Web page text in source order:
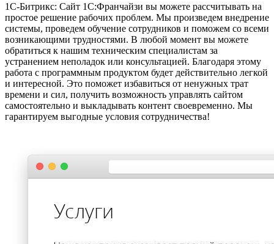
1С-Битрикс: Сайт 1С:Франчайзи вы можете рассчитывать на
простое решение рабочих проблем. Мы произведем внедрение
системы, проведем обучение сотрудников и поможем со всеми
возникающими трудностями. В любой момент вы можете
обратиться к нашим техническим специалистам за
устранением неполадок или консультацией. Благодаря этому
работа с программным продуктом будет действительно легкой
и интересной. Это поможет избавиться от ненужных трат
времени и сил, получить возможность управлять сайтом
самостоятельно и выкладывать контент своевременно. Мы
гарантируем выгодные условия сотрудничества!